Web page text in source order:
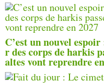
C’est un nouvel
r des corps de harkis
altes vont reprendre